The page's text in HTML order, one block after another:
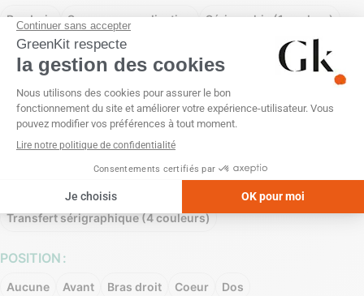
Broderie Sans personnalisation Sérigraphie (1 couleur)
Sérigraphie (2 couleurs) Sérigraphie (3 couleurs)
Sérigraphie (4 couleurs) Transfert numérique
Transfert réfléchissant (1 couleur)
Transfert sérigraphique (1 couleur)
Transfert sérigraphique (3 couleurs)
Transfert sérigraphique (4 couleurs)
POSITION
Aucune Avant Bras droit Coeur Dos